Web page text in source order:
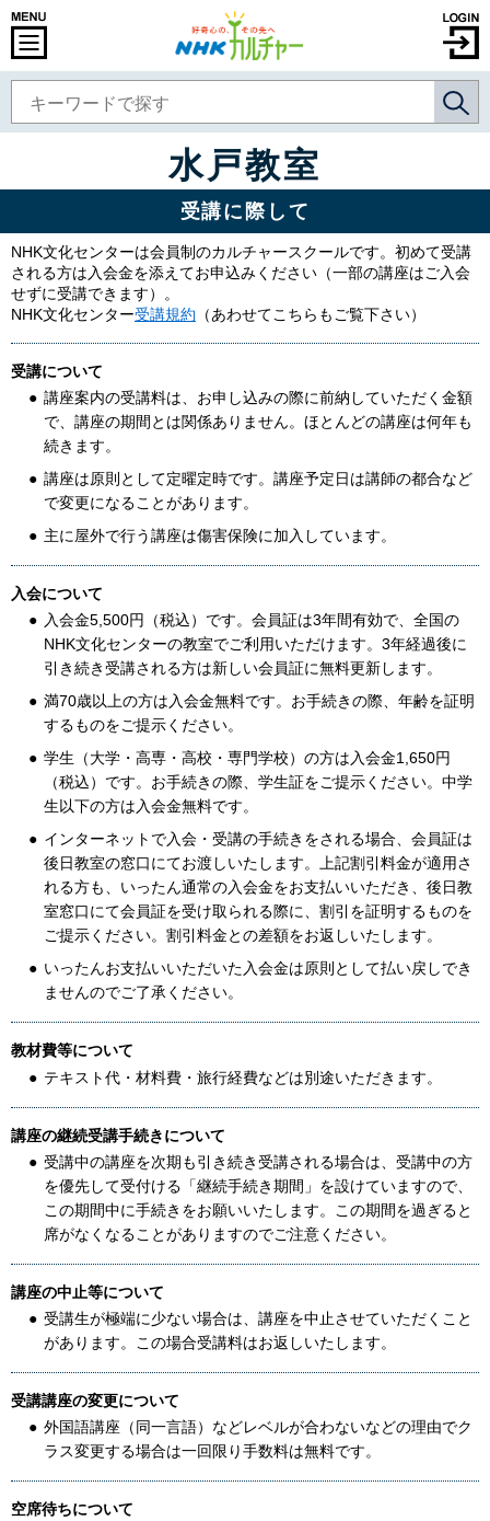
水戸教室
受講に際して
NHK文化センターは会員制のカルチャースクールです。初めて受講
される方は入会金を添えてお申込みください（一部の講座はご入会
せずに受講できます）。
NHK文化センター受講規約 （あわせてこちらもご覧下さい）
受講について
講座案内の受講料は、お申し込みの際に前納していただく金額
で、講座の期間とは関係ありません。ほとんどの講座は何年も
続きます。
講座は原則として定曜定時です。講座予定日は講師の都合など
で変更になることがあります。
主に屋外で行う講座は傷害保険に加入しています。
入会について
入会金5,500円（税込）です。会員証は3年間有効で、全国の
NHK文化センターの教室でご利用いただけます。3年経過後に
引き続き受講される方は新しい会員証に無料更新します。
満70歳以上の方は入会金無料です。お手続きの際、年齢を証明
するものをご提示ください。
学生（大学・高専・高校・専門学校）の方は入会金1,650円
（税込）です。お手続きの際、学生証をご提示ください。中学
生以下の方は入会金無料です。
インターネットで入会・受講の手続きをされる場合、会員証は
後日教室の窓口にてお渡しいたします。上記割引料金が適用さ
れる方も、いったん通常の入会金をお支払いいただき、後日教
室窓口にて会員証を受け取られる際に、割引を証明するものを
ご提示ください。割引料金との差額をお返しいたします。
いったんお支払いいただいた入会金は原則として払い戻しでき
ませんのでご了承ください。
教材費等について
テキスト代・材料費・旅行経費などは別途いただきます。
講座の継続受講手続きについて
受講中の講座を次期も引き続き受講される場合は、受講中の方
を優先して受付ける「継続手続き期間」を設けていますので、
この期間中に手続きをお願いいたします。この期間を過ぎると
席がなくなることがありますのでご注意ください。
講座の中止等について
受講生が極端に少ない場合は、講座を中止させていただくこと
があります。この場合受講料はお返しいたします。
受講講座の変更について
外国語講座（同一言語）などレベルが合わないなどの理由でク
ラス変更する場合は一回限り手数料は無料です。
空席待ちについて